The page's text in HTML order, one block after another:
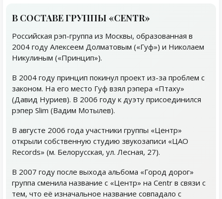
В СОСТАВЕ ГРУППЫ «CENTR»
Российская рэп-группа из Москвы, образованная в
2004 году Алексеем Долматовым («Гуф») и Николаем
Никулиным («Принцип»).
В 2004 году принцип покинул проект из-за проблем с
законом. На его место Гуф взял рэпера «Птаху»
(Давид Нуриев). В 2006 году к дуэту присоединился
рэпер Slim (Вадим Мотылев).
В августе 2006 года участники группы «Центр»
открыли собственную студию звукозаписи «ЦАО
Records» (м. Белорусская, ул. Лесная, 27).
В 2007 году после выхода альбома «Город дорог»
группа сменила название с «Центр» на Centr в связи с
тем, что её изначальное название совпадало с